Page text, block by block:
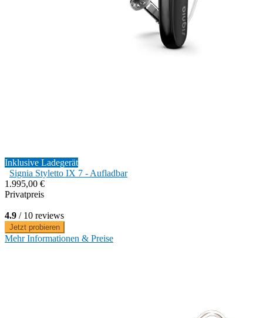
Inklusive Ladegerät
Signia Styletto IX 7 - Aufladbar
1.995,00 €
Privatpreis
4.9 / 10 reviews
Jetzt probieren
Mehr Informationen & Preise